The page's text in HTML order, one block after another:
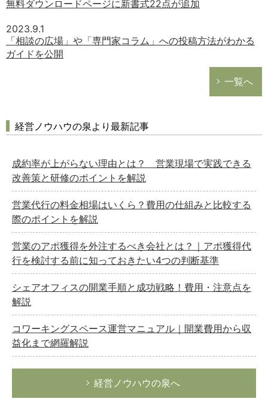
無料ダウンロードページに新書式22点が追加
2023.9.1
「相談の広場」や「専門家コラム」への投稿方法がわかる
ガイドを公開
一覧へ
経営ノウハウの泉より最新記事
成約率が上がらない理由とは？ 営業現場で実践できる
改善策と研修のポイントを解説
営業代行の料金相場はいくら？費用の仕組みと比較する
際のポイントを解説
営業のアポ獲得を外注するべき会社とは？｜アポ獲得代
行を検討する前に知っておきたい4つの判断基準
シェアオフィスの開業手順と成功戦略！費用・注意点を
解説
コワーキングスペース運営マニュアル｜開業費用から収
益化まで網羅解説
経営ノウハウの泉へ